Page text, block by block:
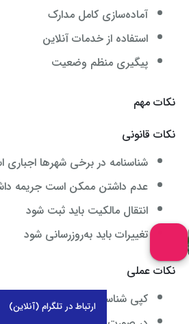
آماده‌سازی کامل مدارک
استفاده از خدمات آنلاین
پیگیری منظم وضعیت
نکات مهم
نکات قانونی
شناسنامه در برخی شهرها
عدم داشتن ممکن است جریمه
انتقال مالکیت باید ثبت شود
تغییرات باید به‌روزرسانی شود
نکات عملی
کپی شناسنامه را همیشه همراه
ارتباط در تلگرام (آنلاین)